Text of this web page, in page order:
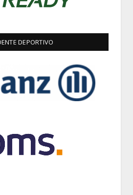
DEPORTIVO